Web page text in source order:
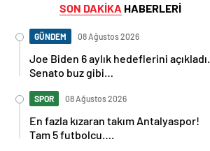
SON DAKİKA HABERLERİ
GÜNDEM 08 Ağustos 2026
Joe Biden 6 aylık hedeflerini açıkladı.
Senato buz gibi…
SPOR 08 Ağustos 2026
En fazla kızaran takım Antalyaspor!
Tam 5 futbolcu….